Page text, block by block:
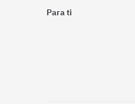
Para ti